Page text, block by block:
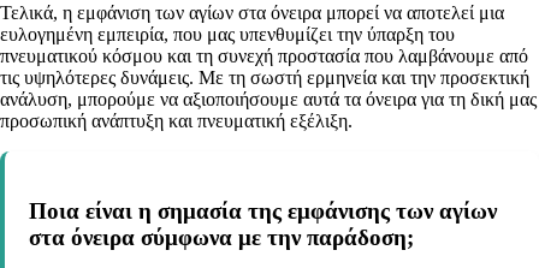
Τελικά, η εμφάνιση των αγίων στα όνειρα μπορεί να αποτελεί μια
ευλογημένη εμπειρία, που μας υπενθυμίζει την ύπαρξη του
πνευματικού κόσμου και τη συνεχή προστασία που λαμβάνουμε από
τις υψηλότερες δυνάμεις. Με τη σωστή ερμηνεία και την προσεκτική
ανάλυση, μπορούμε να αξιοποιήσουμε αυτά τα όνειρα για τη δική μας
προσωπική ανάπτυξη και πνευματική εξέλιξη.
Ποια είναι η σημασία της εμφάνισης των αγίων
στα όνειρα σύμφωνα με την παράδοση;